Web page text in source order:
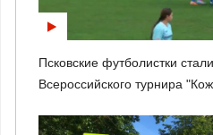
Псковские футболистки
Всероссийского турнира